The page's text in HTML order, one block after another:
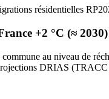
résidentielles
+2 °C (≈ 2030)
au niveau de
DRIAS